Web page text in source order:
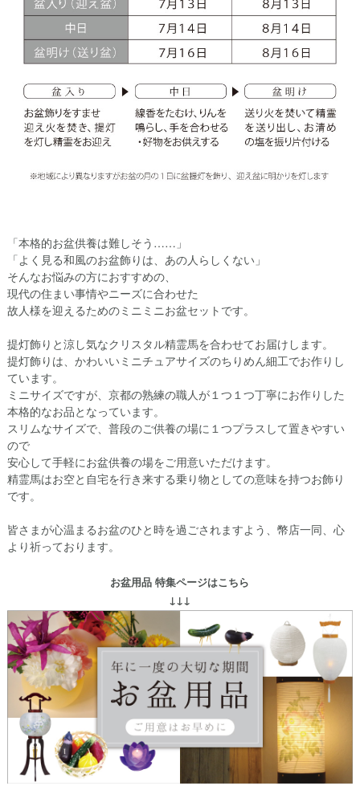
「本格的お盆供養は難しそう……」
「よく見る和風のお盆飾りは、あの人らしくない」
そんなお悩みの方におすすめの、
現代の住まい事情やニーズに合わせた
故人様を迎えるためのミニミニお盆セットです。
提灯飾りと涼し気なクリスタル精霊馬を合わせてお届けします。
提灯飾りは、かわいいミニチュアサイズのちりめん細工でお作りし
ています。
ミニサイズですが、京都の熟練の職人が１つ１つ丁寧にお作りした
本格的なお品となっています。
スリムなサイズで、普段のご供養の場に１つプラスして置きやすい
ので
安心して手軽にお盆供養の場をご用意いただけます。
精霊馬はお空と自宅を行き来する乗り物としての意味を持つお飾り
です。
皆さまが心温まるお盆のひと時を過ごされますよう、幣店一同、心
より祈っております。
お盆用品 特集ページはこちら
↓↓↓